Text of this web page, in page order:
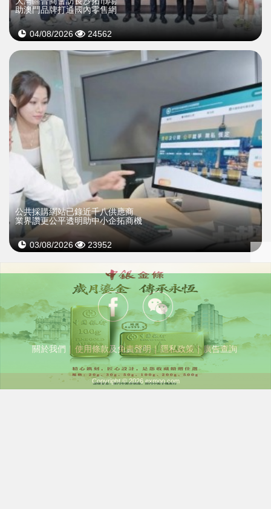
助澳門品牌打通國內零售網
04/08/2026 24562
公共採購網站已錄近千八供應商
業界讚更公平透明助中小企拓商機
03/08/2026 23952
關於我們 使用條款及免責聲明｜ 隱私政策｜廣告查詢
Copyright © 2026 exmoo.com